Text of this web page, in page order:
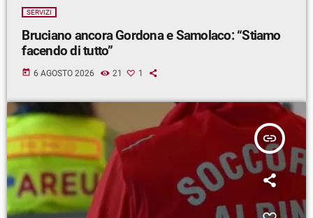
SERVIZI
Bruciano ancora Gordona e Samolaco: “Stiamo
facendo di tutto”
today 6 AGOSTO 2026 21 1
insert_link